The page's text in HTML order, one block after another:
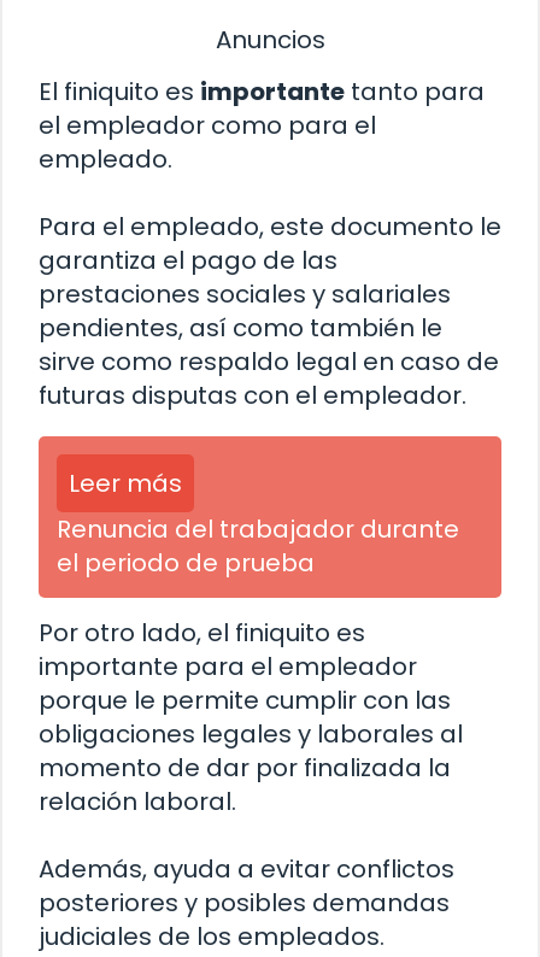
Anuncios
El finiquito es importante tanto para
el empleador como para el
empleado.
Para el empleado, este documento le
garantiza el pago de las
prestaciones sociales y salariales
pendientes, así como también le
sirve como respaldo legal en caso de
futuras disputas con el empleador.
Leer más
Renuncia del trabajador durante
el periodo de prueba
Por otro lado, el finiquito es
importante para el empleador
porque le permite cumplir con las
obligaciones legales y laborales al
momento de dar por finalizada la
relación laboral.
Además, ayuda a evitar conflictos
posteriores y posibles demandas
judiciales de los empleados.